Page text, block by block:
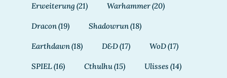
Erweiterung (21) Warhammer(20)
Dracon(19) Shadowrun(18)
Earthdawn(18) D&D(17) WoD(17)
SPIEL(16) Cthulhu(15) Ulisses (14)